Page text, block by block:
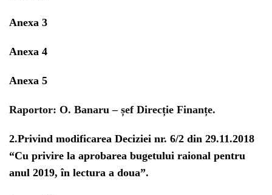
Anexa 3
Anexa 4
Anexa 5
Raportor: O. Banaru – șef Direcție Finanțe.
2.Privind modificarea Deciziei nr. 6/2 din 29.11.2018
“Cu privire la aprobarea bugetului raional pentru
anul 2019, în lectura a doua”.